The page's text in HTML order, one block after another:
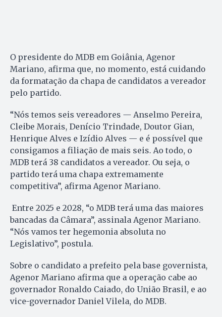
O presidente do MDB em Goiânia, Agenor
Mariano, afirma que, no momento, está cuidando
da formatação da chapa de candidatos a vereador
pelo partido.
“Nós temos seis vereadores — Anselmo Pereira,
Cleibe Morais, Denício Trindade, Doutor Gian,
Henrique Alves e Izídio Alves — e é possível que
consigamos a filiação de mais seis. Ao todo, o
MDB terá 38 candidatos a vereador. Ou seja, o
partido terá uma chapa extremamente
competitiva”, afirma Agenor Mariano.
Entre 2025 e 2028, “o MDB terá uma das maiores
bancadas da Câmara”, assinala Agenor Mariano.
“Nós vamos ter hegemonia absoluta no
Legislativo”, postula.
Sobre o candidato a prefeito pela base governista,
Agenor Mariano afirma que a operação cabe ao
governador Ronaldo Caiado, do União Brasil, e ao
vice-governador Daniel Vilela, do MDB.